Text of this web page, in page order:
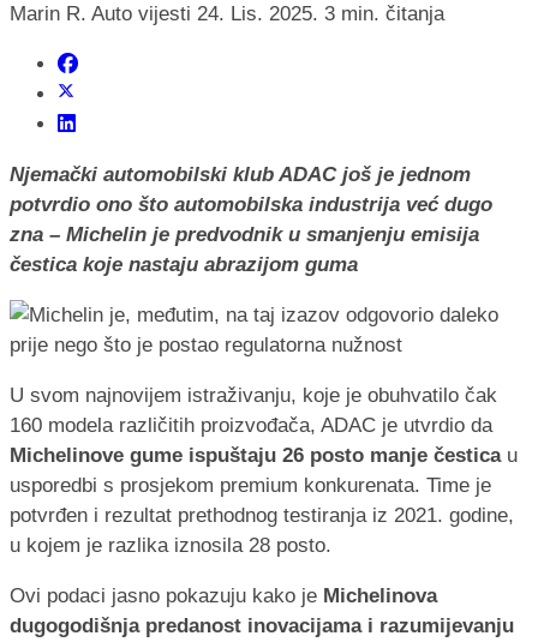
Marin R. Auto vijesti 24. Lis. 2025. 3 min. čitanja
Njemački automobilski klub ADAC još je jednom
potvrdio ono što automobilska industrija već dugo
zna – Michelin je predvodnik u smanjenju emisija
čestica koje nastaju abrazijom guma
U svom najnovijem istraživanju, koje je obuhvatilo čak
160 modela različitih proizvođača, ADAC je utvrdio da
Michelinove gume ispuštaju 26 posto manje česticau
usporedbi s prosjekom premium konkurenata. Time je
potvrđen i rezultat prethodnog testiranja iz 2021. godine,
u kojem je razlika iznosila 28 posto.
Ovi podaci jasno pokazuju kako je Michelinova
dugogodišnja predanost inovacijama i razumijevanju